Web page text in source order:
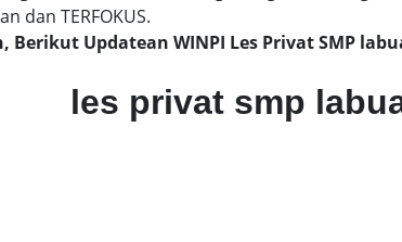
dan TERFOKUS.
Updatean WINPI Les Privat SMP
les privat smp